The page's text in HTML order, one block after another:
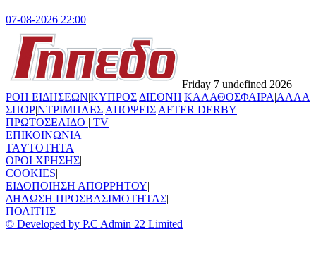
07-08-2026 22:00
Friday 7 undefined 2026
ΡΟΗ ΕΙΔΗΣΕΩΝ|ΚΥΠΡΟΣ|ΔΙΕΘΝΗ|ΚΑΛΑΘΟΣΦΑΙΡΑ|ΑΛΛΑ
ΣΠΟΡ|ΝΤΡΙΜΠΛΕΣ|ΑΠΟΨΕΙΣ|AFTER DERBY|
ΠΡΩΤΟΣΕΛΙΔΟ | TV
ΕΠΙΚΟΙΝΩΝΙΑ|
TAYTOTHTA|
ΟΡΟΙ ΧΡΗΣΗΣ|
COOKIES|
ΕΙΔΟΠΟΙΗΣΗ ΑΠΟΡΡΗΤΟΥ|
ΔΗΛΩΣΗ ΠΡΟΣΒΑΣΙΜΟΤΗΤΑΣ|
ΠΟΛΙΤΗΣ
© Developed by P.C Admin 22 Limited